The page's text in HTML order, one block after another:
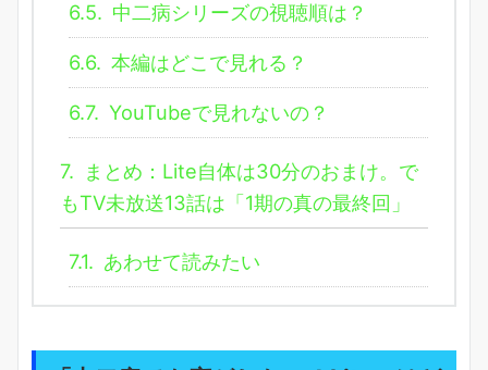
6.5. 中二病シリーズの視聴順は？
6.6. 本編はどこで見れる？
6.7. YouTubeで見れないの？
7. まとめ：Lite自体は30分のおまけ。で
もTV未放送13話は「1期の真の最終回」
7.1. あわせて読みたい